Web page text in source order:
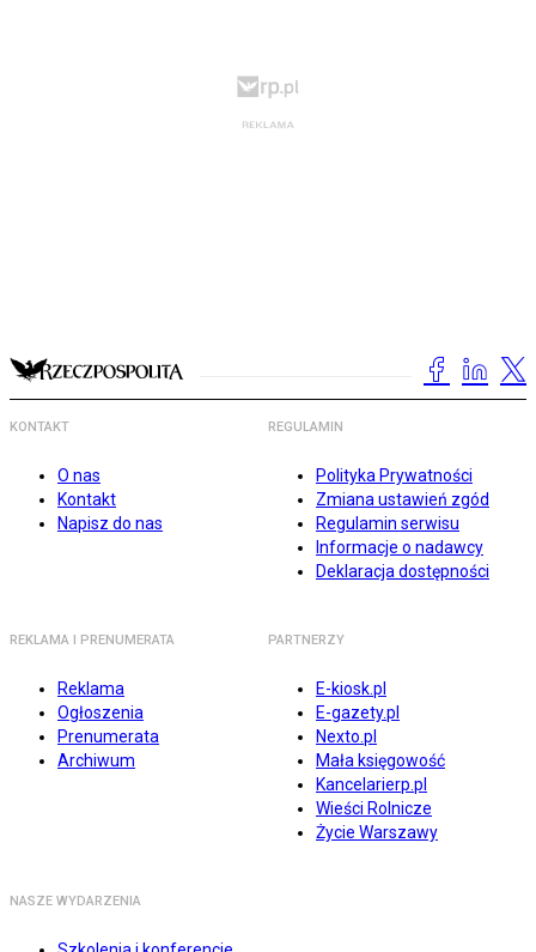
KONTAKT
O nas
Kontakt
Napisz do nas
REGULAMIN
Polityka Prywatności
Zmiana ustawień zgód
Regulamin serwisu
Informacje o nadawcy
Deklaracja dostępności
REKLAMA I PRENUMERATA
Reklama
Ogłoszenia
Prenumerata
Archiwum
PARTNERZY
E-kiosk.pl
E-gazety.pl
Nexto.pl
Mała księgowość
Kancelarierp.pl
Wieści Rolnicze
Życie Warszawy
NASZE WYDARZENIA